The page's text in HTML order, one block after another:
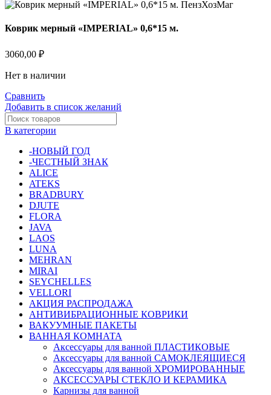
Коврик мерный «IMPERIAL» 0,6*15 м.
3060,00 ₽
Нет в наличии
Сравнить
Добавить в список желаний
В категории
-НОВЫЙ ГОД
-ЧЕСТНЫЙ ЗНАК
ALICE
ATEKS
BRADBURY
DJUTE
FLORA
JAVA
LAOS
LUNA
MEHRAN
MIRAI
SEYCHELLES
VELLORI
АКЦИЯ РАСПРОДАЖА
АНТИВИБРАЦИОННЫЕ КОВРИКИ
ВАКУУМНЫЕ ПАКЕТЫ
ВАННАЯ КОМНАТА
Аксессуары для ванной ПЛАСТИКОВЫЕ
Аксессуары для ванной САМОКЛЕЯЩИЕСЯ
Аксессуары для ванной ХРОМИРОВАННЫЕ
АКСЕССУАРЫ СТЕКЛО И КЕРАМИКА
Карнизы для ванной